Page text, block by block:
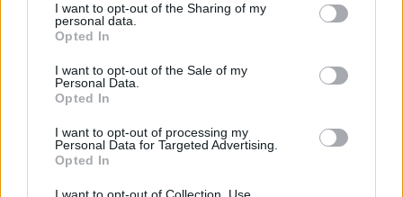
I want to opt-out of the Sharing of my
personal data.
Opted In
I want to opt-out of the Sale of my
Personal Data.
Opted In
I want to opt-out of processing my
Personal Data for Targeted Advertising.
Opted In
I want to opt-out of Collection, Use,
diákok készítették, akik a
rajz és festészet szakos tanulói, Györfi
Ha már kisgyerekkorban